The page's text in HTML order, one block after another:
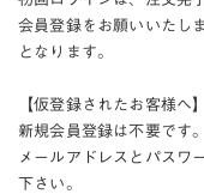
会員登録をお願いいたし
となります。
【仮登録されたお客様へ】
新規会員登録は不要です。
メールアドレスとパスワ
下さい。